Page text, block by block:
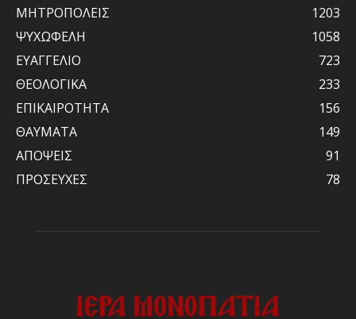
ΜΗΤΡΟΠΟΛΕΙΣ
1203
ΨΥΧΩΦΕΛΗ
1058
ΕΥΑΓΓΕΛΙΟ
723
ΘΕΟΛΟΓΙΚΑ
233
ΕΠΙΚΑΙΡΟΤΗΤΑ
156
ΘΑΥΜΑΤΑ
149
ΑΠΟΨΕΙΣ
91
ΠΡΟΣΕΥΧΕΣ
78